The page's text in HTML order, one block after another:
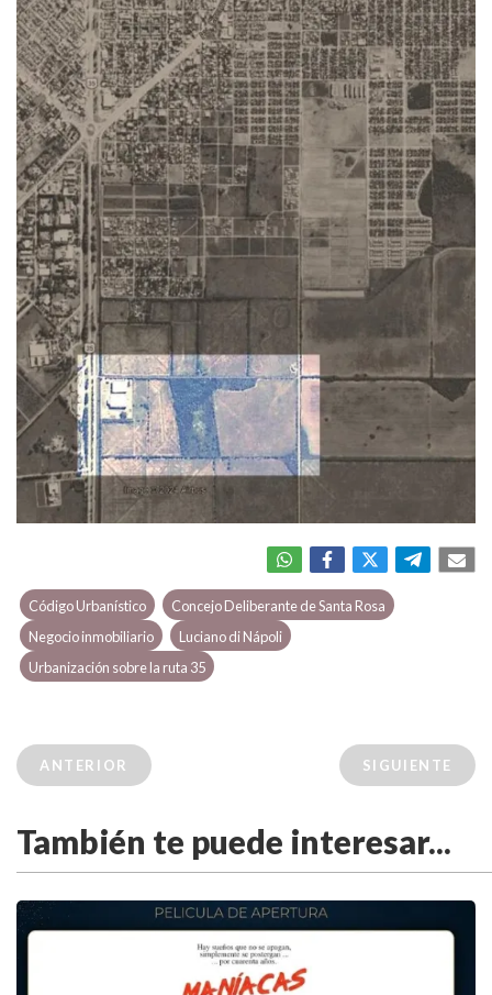
Código Urbanístico
Concejo Deliberante de Santa Rosa
Negocio inmobiliario
Luciano di Nápoli
Urbanización sobre la ruta 35
ANTERIOR SIGUIENTE
También te puede interesar...